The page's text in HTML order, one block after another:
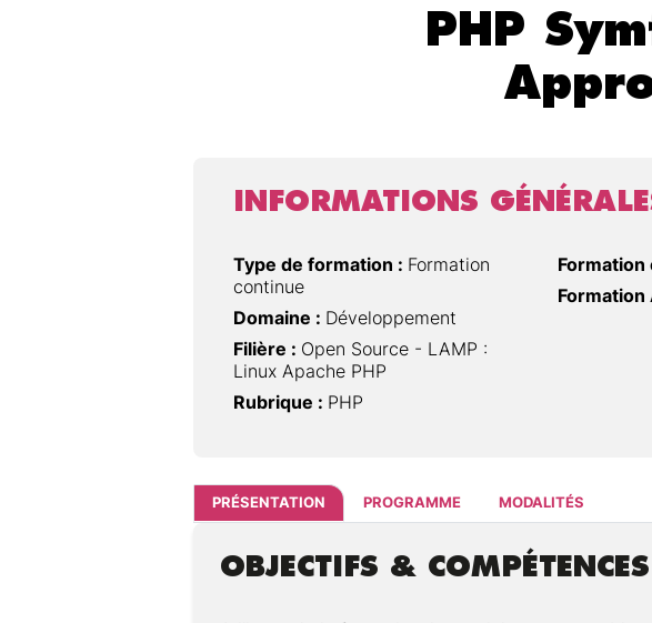
PHP
INFORMATIONS
Type de formation : Formation
continue
Domaine : Développement
Filière : Open Source - LAMP :
Linux Apache PHP
Rubrique : PHP
Formation
PRÉSENTATION PROGRAMME MODALITÉS
OBJECTIFS & COMPÉTENCES